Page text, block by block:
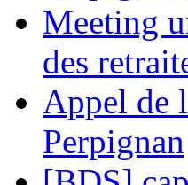
Meeting
des
Appel de
Perpignan